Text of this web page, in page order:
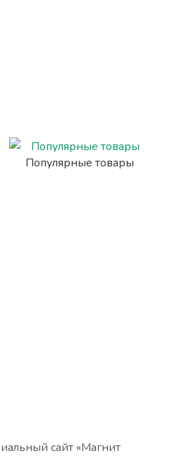
Популярные товары
сайт «Магнит